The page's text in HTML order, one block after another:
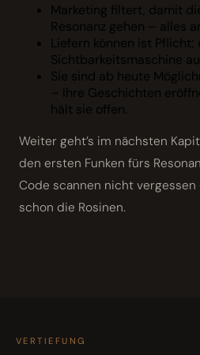
Marketing filtert, damit
Resonanz gehen – alles
Liefern können ist
Sichtbarkeitsmaschine
Sie sind ab heute
– Ihre Geschichten
hält sie offen.
Weiter geht’s im nächsten Kapitel, wo wir gemeinsam
den ersten Funken fürs
Code scannen nicht
schon die Rosinen.
VERTIEFUNG